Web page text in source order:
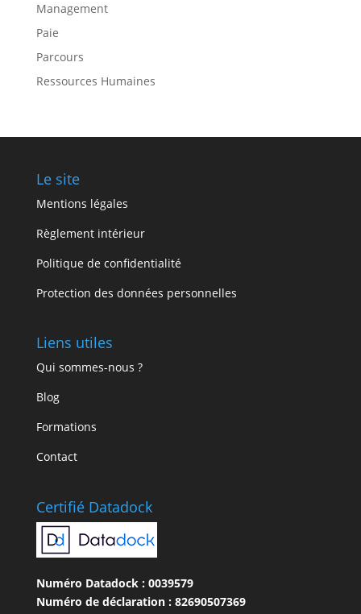
Management
Paie
Parcours
Ressources Humaines
Le site
Mentions légales
Règlement intérieur
Politique de confidentialité
Protection des données personnelles
Liens utiles
Qui sommes-nous ?
Blog
Formations
Contact
Certifié Datadock
Numéro Datadock : 0039579
Numéro de déclaration : 82690507369